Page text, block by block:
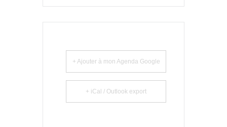
+ Ajouter à mon Agenda Google
+ iCal / Outlook export